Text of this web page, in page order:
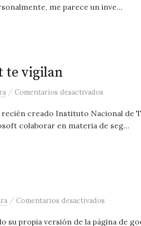
me parece un inve...
te vigilan
/ Comentarios desactivados
creado Instituto Nacional de
colaborar en materia de seg...
/ Comentarios desactivados
su propia versión de la página de